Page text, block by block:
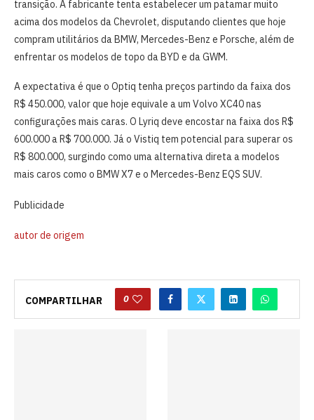
transição. A fabricante tenta estabelecer um patamar muito
acima dos modelos da Chevrolet, disputando clientes que hoje
compram utilitários da BMW, Mercedes-Benz e Porsche, além de
enfrentar os modelos de topo da BYD e da GWM.
A expectativa é que o Optiq tenha preços partindo da faixa dos
R$ 450.000, valor que hoje equivale a um Volvo XC40 nas
configurações mais caras. O Lyriq deve encostar na faixa dos R$
600.000 a R$ 700.000. Já o Vistiq tem potencial para superar os
R$ 800.000, surgindo como uma alternativa direta a modelos
mais caros como o BMW X7 e o Mercedes-Benz EQS SUV.
Publicidade
autor de origem
COMPARTILHAR 0